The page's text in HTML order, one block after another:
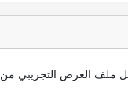
ملف العرض التجريبي من